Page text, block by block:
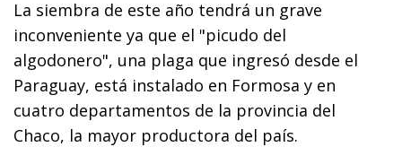
La siembra de este año tendrá un grave
inconveniente ya que el "picudo del
algodonero", una plaga que ingresó desde el
Paraguay, está instalado en Formosa y en
cuatro departamentos de la provincia del
Chaco, la mayor productora del país.